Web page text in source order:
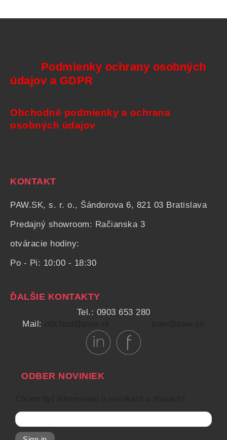
Podmienky ochrany osobných
údajov a GDPR
Obchodné podmienky a ochrana
osobných údajov
KONTAKT
PAW.SK, s. r. o., Šándorova 6, 821 03 Bratislava
Predajný showroom: Račianska 3
otváracie hodiny:
Po - Pi: 10:00 - 18:30
ĎALŠIE KONTAKTY
Tel.: 0903 653 280
Mail:
ODBER NOVINIEK